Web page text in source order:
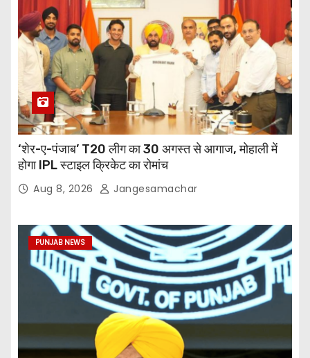
‘शेर-ए-पंजाब’ T20 लीग का 30 अगस्त से आगाज, मोहाली में
होगा IPL स्टाइल क्रिकेट का रोमांच
Aug 8, 2026 Jangesamachar
PUNJAB NEWS